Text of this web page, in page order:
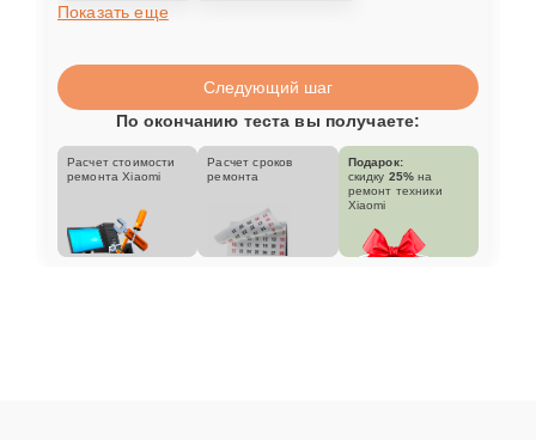
Показать еще
Следующий шаг
По окончанию теста вы получаете:
Расчет стоимости
ремонта Xiaomi
Расчет сроков
ремонта
Подарок:
скидку 25% на
ремонт техники
Xiaomi